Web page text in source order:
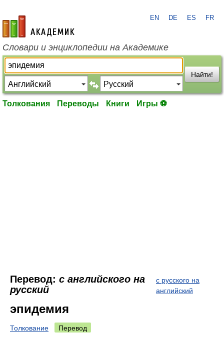
academic.ru
EN DE ES FR
Словари и энциклопедии на Академике
Найти!
Толкования Переводы Книги Игры ⚽
Перевод: с английского на
русский
с русского на
английский
эпидемия
Толкование Перевод